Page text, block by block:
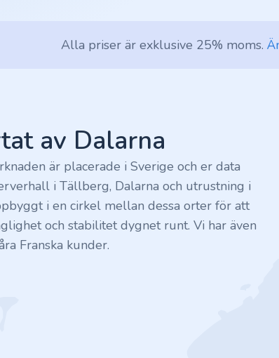
Alla priser är exklusive 25% moms.
av Dalarna
är placerade i Sverige och er data
i Tällberg, Dalarna och utrustning i
i en cirkel mellan dessa orter för att
och stabilitet dygnet runt. Vi har även
Franska kunder.